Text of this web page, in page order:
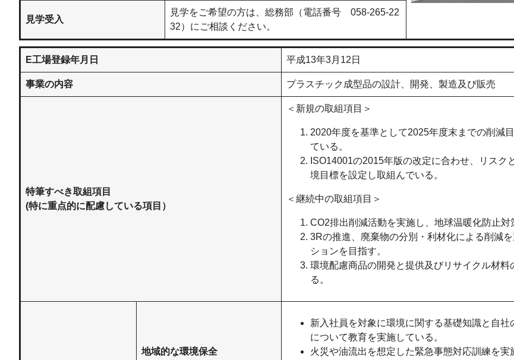
見学受入
見学をご希望の方は、総務部（電話番号 058-265-22
32）にご相談ください。
E工場登録年月日 平成13年3月12日
事業の内容 プラスチック成型品の設計、開発、製造及び販売
特筆すべき取組項目
(特に重点的に配慮している項目）
＜新規の取組項目＞
2020年度を基準として2025年度末までの削減
ている。
ISO14001の2015年版の改定に合わせ、リスク
境目標を設定し取組んでいる。
＜継続中の取組項目＞
CO2排出削減活動を実施し、地球温暖化防止対
3Rの推進、廃棄物の分別・利材化による削減
ションを目指す。
環境配慮商品の開発と提供及びリサイクル材料
る。
地域的な環境保全
新入社員を対象に環境に関する基礎知識と自社
について教育を実施している。
火災や油流出を想定した緊急事態対応訓練を実